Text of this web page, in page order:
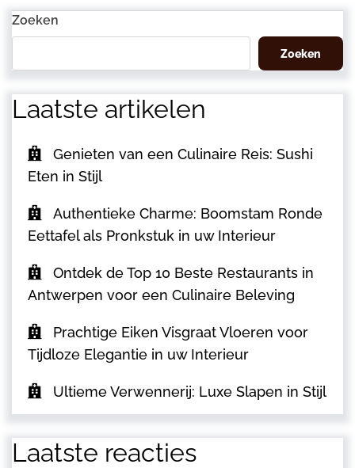
bericht
Zoeken
Zoeken
Laatste artikelen
Genieten van een Culinaire Reis: Sushi
Eten in Stijl
Authentieke Charme: Boomstam Ronde
Eettafel als Pronkstuk in uw Interieur
Ontdek de Top 10 Beste Restaurants in
Antwerpen voor een Culinaire Beleving
Prachtige Eiken Visgraat Vloeren voor
Tijdloze Elegantie in uw Interieur
Ultieme Verwennerij: Luxe Slapen in Stijl
Laatste reacties